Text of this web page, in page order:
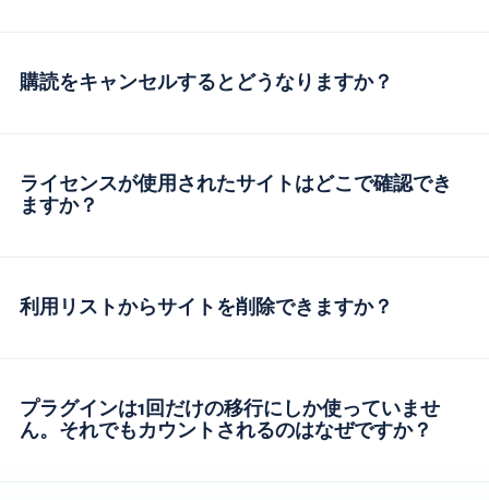
購読をキャンセルするとどうなりますか？
ライセンスが使用されたサイトはどこで確認でき
ますか？
利用リストからサイトを削除できますか？
プラグインは1回だけの移行にしか使っていませ
ん。それでもカウントされるのはなぜですか？